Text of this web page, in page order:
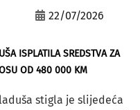
22/07/2026
ISPLATILA SREDSTVA ZA
OD 480 000 KM
stigla je slijedeća